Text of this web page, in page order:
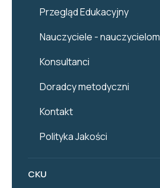
Przegląd Edukacyjny
Nauczyciele - nauczycielom
Konsultanci
Doradcy metodyczni
Kontakt
Polityka Jakości
CKU